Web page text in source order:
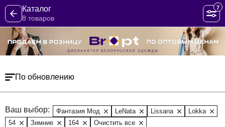
Каталог
8 товаров
7
По обновлению
Ваш выбор: Фантазия Мод LeNata Lissana
Lokka
54
Зимние 164 Очистить все